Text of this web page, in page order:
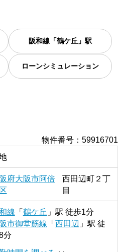
阪和線「鶴ケ丘」駅
ローンシミュレーション
物件番号 ：59916701
府大阪市阿倍
西田辺町 ２丁
目
線 「 鶴ケ丘 」 駅 徒歩1分
市御堂筋線 「 西田辺 」 駅 徒
分